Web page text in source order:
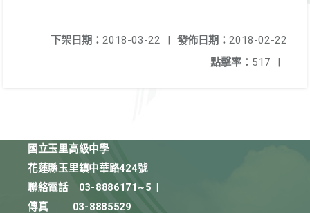
發佈日期： 2018-02-22
下架日期： 2018-03-22
|
點擊率： 517 |
國立玉里高級中學
花蓮縣玉里鎮中華路424號
聯絡電話
03-8886171~5
傳真
03-8885529